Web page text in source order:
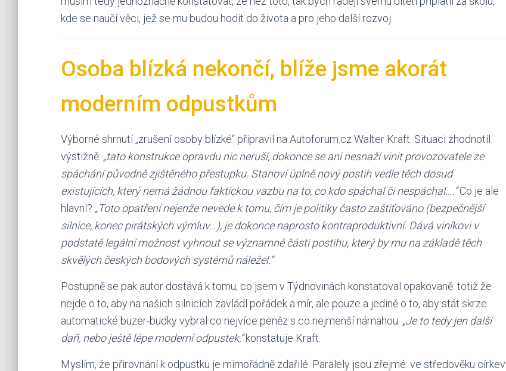
kde se naučí věci, jež se mu budou hodit do života a pro jeho další rozvoj.
Osoba blízká nekončí, blíže jsme akorát
moderním odpustkům
Výborné shrnutí „zrušení osoby blízké“ připravil na Autoforum.cz Walter Kraft. Situaci zhodnotil
výstižně: „tato konstrukce opravdu nic neruší, dokonce se ani nesnaží vinit provozovatele ze
spáchání původně zjištěného přestupku. Stanoví úplně nový postih vedle těch dosud
existujících, který nemá žádnou faktickou vazbu na to, co kdo spáchal či nespáchal….“Co je ale
hlavní? „Toto opatření nejenže nevede k tomu, čím je politiky často zaštiťováno (bezpečnější
silnice, konec pirátských výmluv…), je dokonce naprosto kontraproduktivní. Dává viníkovi v
podstatě legální možnost vyhnout se významné části postihu, který by mu na základě těch
skvělých českých bodových systémů náležel.“
Postupně se pak autor dostává k tomu, co jsem v Týdnovinách konstatoval opakovaně: totiž že
nejde o to, aby na našich silnicích zavládl pořádek a mír, ale pouze a jedině o to, aby stát skrze
automatické buzer-budky vybral co nejvíce peněz s co nejmenší námahou. „Je to tedy jen další
daň, nebo ještě lépe moderní odpustek,“konstatuje Kraft.
Myslím, že přirovnání k odpustku je mimořádně zdařilé. Paralely jsou zřejmé: ve středověku církev